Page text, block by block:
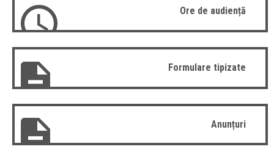
Ore de audiență
Formulare tipizate
Anunțuri